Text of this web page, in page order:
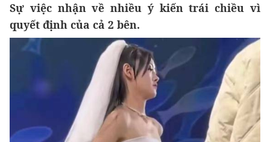
Sự việc nhận về nhiều ý kiến trái chiều vì
quyết định của cả 2 bên.